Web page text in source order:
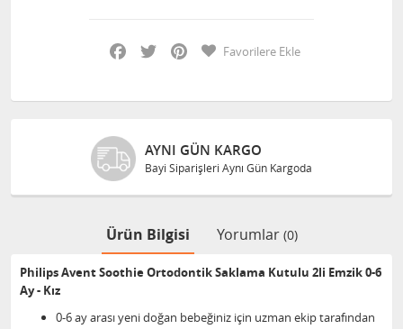
Facebook
Twitter PinterestFavorilere Ekle
AYNI GÜN KARGO
Bayi Siparişleri Aynı Gün Kargoda
Ürün Bilgisi Yorumlar (0)
Philips Avent Soothie Ortodontik Saklama Kutulu 2li Emzik 0-6
Ay - Kız
0-6 ay arası yeni doğan bebeğiniz için uzman ekip tarafından